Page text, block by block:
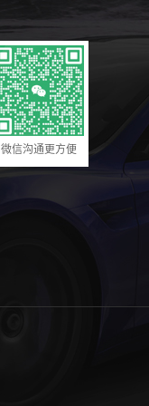
微信沟通更方便